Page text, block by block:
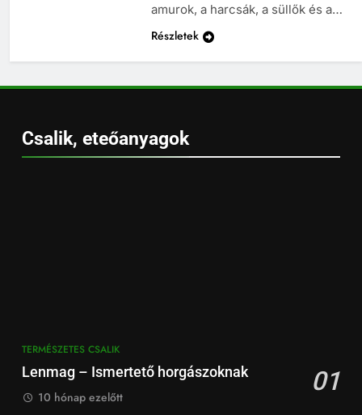
amurok, a harcsák, a süllők és a…
Részletek
Csalik, eteőanyagok
TERMÉSZETES CSALIK
Lenmag – Ismertető horgászoknak 01
10 hónap ezelőtt